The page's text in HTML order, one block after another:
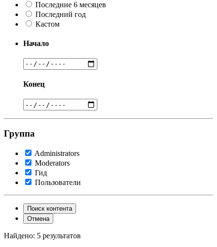
Последние 6 месяцев
Последний год
Кастом
Начало
Конец
Группа
Administrators
Moderators
Гид
Пользователи
Поиск контента
Отмена
Найдено: 5 результатов